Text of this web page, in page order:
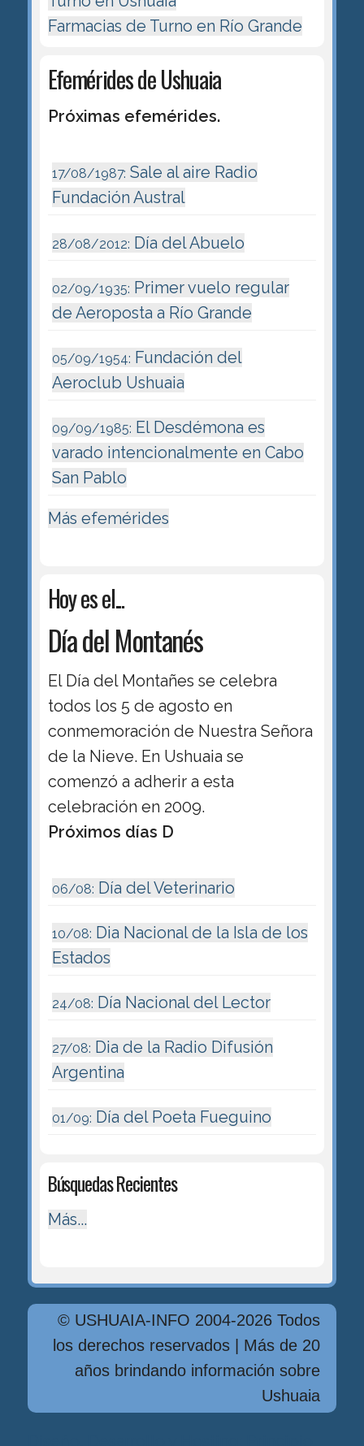
Farmacias de Turno en Río Grande
Efemérides de Ushuaia
Próximas efemérides.
17/08/1987: Sale al aire Radio
Fundación Austral
28/08/2012: Día del Abuelo
02/09/1935: Primer vuelo regular
de Aeroposta a Río Grande
05/09/1954: Fundación del
Aeroclub Ushuaia
09/09/1985: El Desdémona es
varado intencionalmente en Cabo
San Pablo
Más efemérides
Hoy es el...
Día del Montanés
El Día del Montañes se celebra
todos los 5 de agosto en
conmemoración de Nuestra Señora
de la Nieve. En Ushuaia se
comenzó a adherir a esta
celebración en 2009.
Próximos días D
06/08: Día del Veterinario
10/08: Dia Nacional de la Isla de los
Estados
24/08: Día Nacional del Lector
27/08: Dia de la Radio Difusión
Argentina
01/09: Día del Poeta Fueguino
Búsquedas Recientes
Más...
© USHUAIA-INFO 2004-2026 Todos
los derechos reservados | Más de 20
años brindando información sobre
Ushuaia